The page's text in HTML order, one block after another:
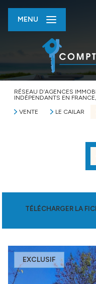
MENU
RÉSEAU D’AGENCES
INDÉPENDANTS EN
VENTE
LE CAILAR
TÉLÉCHARGER LA
EXCLUSIF